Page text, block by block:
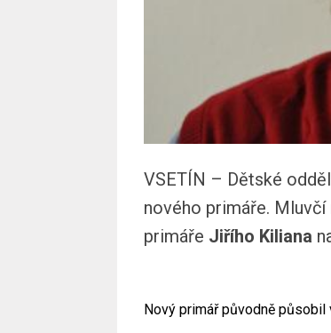
VSETÍN – Dětské
nového primáře.
primáře Jiřího Kiliana
Nový primář původně